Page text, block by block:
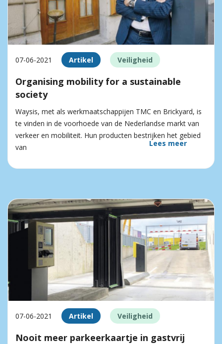
07-06-2021 Artikel Veiligheid
Organising mobility for a sustainable
society
Waysis, met als werkmaatschappijen TMC en Brickyard, is
te vinden in de voorhoede van de Nederlandse markt van
verkeer en mobiliteit. Hun producten bestrijken het gebied
van
Lees meer
07-06-2021 Artikel Veiligheid
Nooit meer parkeerkaartje in gastvrij